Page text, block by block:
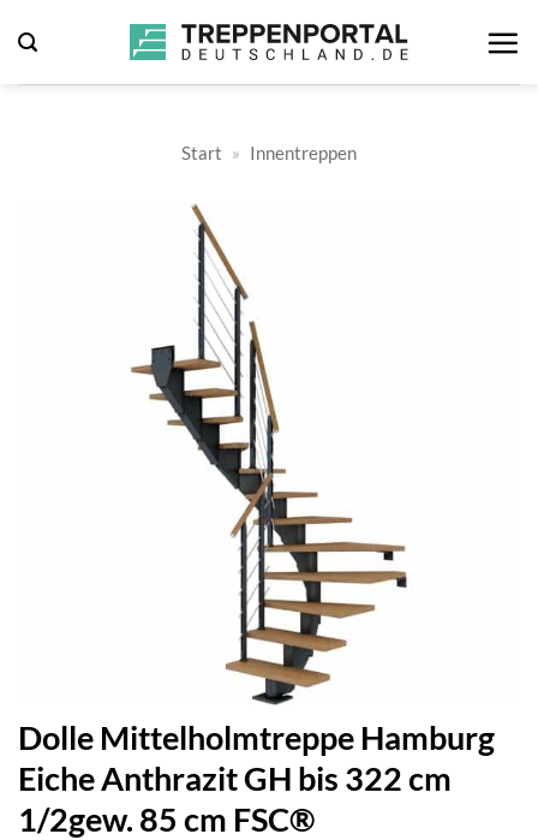
Inhalt
springen
Start » Innentreppen
Dolle Mittelholmtreppe Hamburg
Eiche Anthrazit GH bis 322 cm
1/2gew. 85 cm FSC®